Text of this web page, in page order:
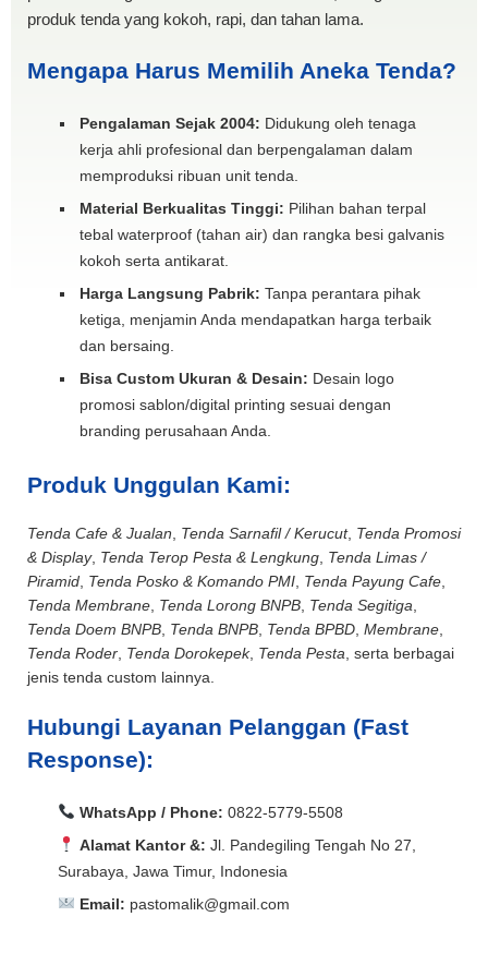
produk tenda yang kokoh, rapi, dan tahan lama.
Mengapa Harus Memilih Aneka Tenda?
Pengalaman Sejak 2004: Didukung oleh tenaga
kerja ahli profesional dan berpengalaman dalam
memproduksi ribuan unit tenda.
Material Berkualitas Tinggi: Pilihan bahan terpal
tebal waterproof (tahan air) dan rangka besi galvanis
kokoh serta antikarat.
Harga Langsung Pabrik: Tanpa perantara pihak
ketiga, menjamin Anda mendapatkan harga terbaik
dan bersaing.
Bisa Custom Ukuran & Desain: Desain logo
promosi sablon/digital printing sesuai dengan
branding perusahaan Anda.
Produk Unggulan Kami:
Tenda Cafe & Jualan Tenda Sarnafil / Kerucut, Tenda Promosi
& Display, Tenda Terop Pesta & Lengkung Tenda Limas /
Piramid Tenda Posko & Komando PMI Tenda Payung Cafe
Tenda Membrane Tenda Lorong BNPB Tenda Segitiga
Tenda Doem BNPB Tenda BNPB Tenda BPBD Membrane
Tenda Roder Tenda Dorokepek, Tenda Pesta , serta berbagai
jenis tenda custom lainnya.
Hubungi Layanan Pelanggan (Fast
Response):
WhatsApp / Phone: 0822-5779-5508
Alamat Kantor &: Jl. Pandegiling Tengah No 27,
Surabaya, Jawa Timur, Indonesia
Email: pastomalik@gmail.com